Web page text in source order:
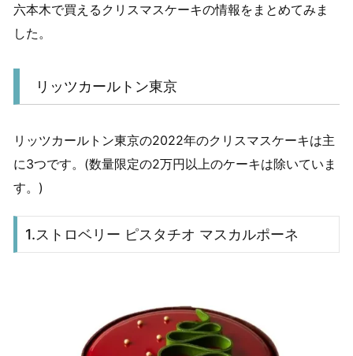
六本木で買えるクリスマスケーキの情報をまとめてみま
した。
リッツカールトン東京
リッツカールトン東京の2022年のクリスマスケーキは主
に3つです。(数量限定の2万円以上のケーキは除いていま
す。)
1.ストロベリー ピスタチオ マスカルポーネ